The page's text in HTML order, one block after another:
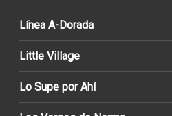
Línea A-Dorada
Little Village
Lo Supe por Ahí